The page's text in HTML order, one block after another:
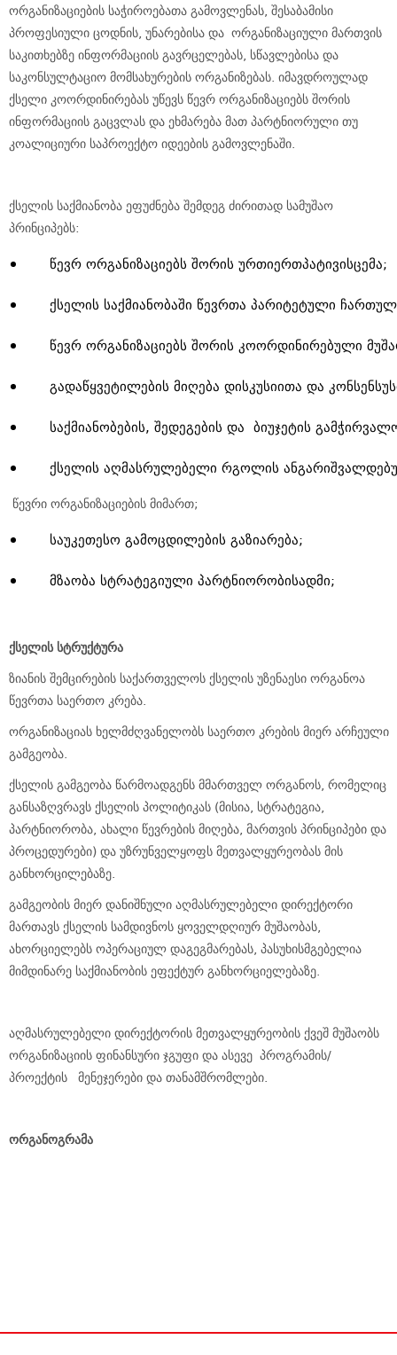
ორგანიზაციების საჭიროებათა გამოვლენას, შესაბამისი
პროფესიული ცოდნის, უნარებისა და ორგანიზაციული მართვის
საკითხებზე ინფორმაციის გავრცელებას, სწავლებისა და
საკონსულტაციო მომსახურების ორგანიზებას. იმავდროულად
ქსელი კოორდინირებას უწევს წევრ ორგანიზაციებს შორის
ინფორმაციის გაცვლას და ეხმარება მათ პარტნიორული თუ
კოალიციური საპროექტო იდეების გამოვლენაში.
ქსელის საქმიანობა ეფუძნება შემდეგ ძირითად სამუშაო
პრინციპებს:
წევრ ორგანიზაციებს შორის ურთიერთპატივისცემა;
ქსელის საქმიანობაში წევრთა პარიტეტული
წევრ ორგანიზაციებს შორის კოორდინირებული
გადაწყვეტილების მიღება დისკუსიითა და
საქმიანობების, შედეგების და ბიუჯეტის
ქსელის აღმასრულებელი რგოლის
წევრი ორგანიზაციების მიმართ;
საუკეთესო გამოცდილების გაზიარება;
მზაობა სტრატეგიული პარტნიორობისადმი;
ქსელის სტრუქტურა
ზიანის შემცირების საქართველოს ქსელის უზენაესი ორგანოა
წევრთა საერთო კრება.
ორგანიზაციას ხელმძღვანელობს საერთო კრების მიერ არჩეული
გამგეობა.
ქსელის გამგეობა წარმოადგენს მმართველ ორგანოს, რომელიც
განსაზღვრავს ქსელის პოლიტიკას (მისია, სტრატეგია,
პარტნიორობა, ახალი წევრების მიღება, მართვის პრინციპები და
პროცედურები) და უზრუნველყოფს მეთვალყურეობას მის
განხორცილებაზე.
გამგეობის მიერ დანიშნული აღმასრულებელი დირექტორი
მართავს ქსელის სამდივნოს ყოველდღიურ მუშაობას,
ახორციელებს ოპერაციულ დაგეგმარებას, პასუხისმგებელია
მიმდინარე საქმიანობის ეფექტურ განხორციელებაზე.
აღმასრულებელი დირექტორის მეთვალყურეობის ქვეშ მუშაობს
ორგანიზაციის ფინანსური ჯგუფი და ასევე პროგრამის/
პროექტის მენეჯერები და თანამშრომლები.
ორგანოგრამა